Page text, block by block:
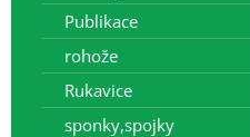
Publikace
rohože
Rukavice
sponky,spojky